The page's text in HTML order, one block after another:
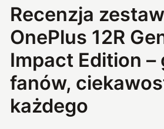
Recenzja
OnePlus 12R
Impact Edition –
fanów,
każdego